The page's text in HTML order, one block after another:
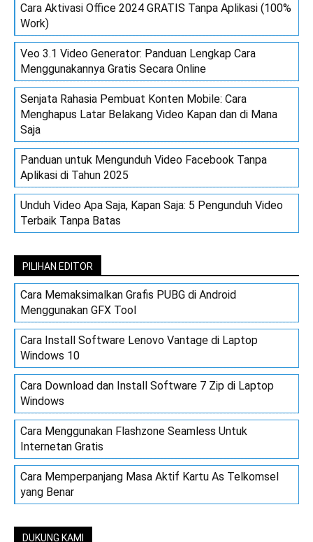
Cara Aktivasi Office 2024 GRATIS Tanpa Aplikasi (100%
Work)
Veo 3.1 Video Generator: Panduan Lengkap Cara
Menggunakannya Gratis Secara Online
Senjata Rahasia Pembuat Konten Mobile: Cara
Menghapus Latar Belakang Video Kapan dan di Mana
Saja
Panduan untuk Mengunduh Video Facebook Tanpa
Aplikasi di Tahun 2025
Unduh Video Apa Saja, Kapan Saja: 5 Pengunduh Video
Terbaik Tanpa Batas
PILIHAN EDITOR
Cara Memaksimalkan Grafis PUBG di Android
Menggunakan GFX Tool
Cara Install Software Lenovo Vantage di Laptop
Windows 10
Cara Download dan Install Software 7 Zip di Laptop
Windows
Cara Menggunakan Flashzone Seamless Untuk
Internetan Gratis
Cara Memperpanjang Masa Aktif Kartu As Telkomsel
yang Benar
DUKUNG KAMI